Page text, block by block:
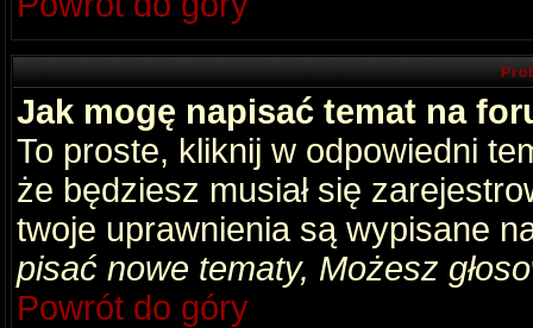
Jak mogę napisać temat na
To proste, kliknij w odpowiedni
że będziesz musiał się
twoje uprawnienia są wypisane
pisać nowe tematy, Możesz
Powrót do góry